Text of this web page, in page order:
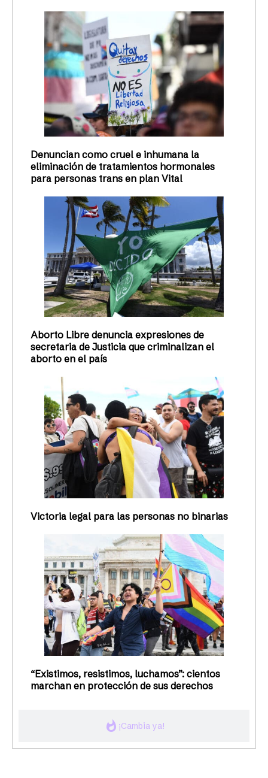
whatshot ¡Cambia ya!
Denuncian como cruel e inhumana la
eliminación de tratamientos hormonales
para personas trans en plan Vital
Aborto Libre denuncia expresiones de
secretaria de Justicia que criminalizan el
aborto en el país
Victoria legal para las personas no binarias
“Existimos, resistimos, luchamos”: cientos
marchan en protección de sus derechos